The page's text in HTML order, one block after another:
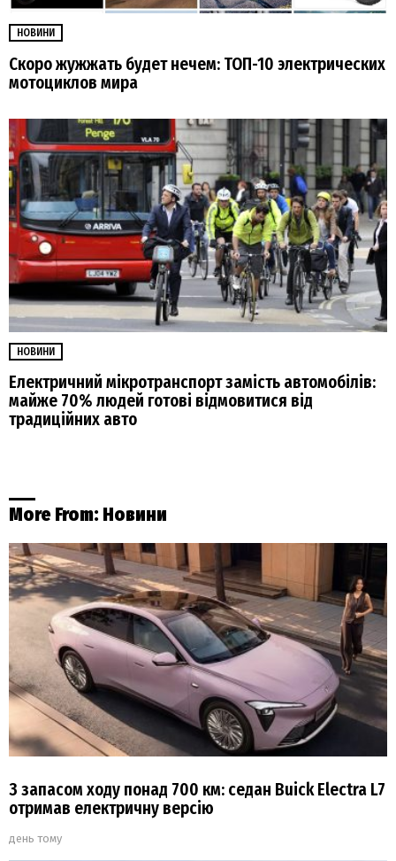
НОВИНИ
Скоро жужжать будет нечем: ТОП-10 электрических
мотоциклов мира
НОВИНИ
Електричний мікротранспорт замість автомобілів:
майже 70% людей готові відмовитися від
традиційних авто
More From: Новини
З запасом ходу понад 700 км: седан Buick Electra L7
отримав електричну версію
день тому